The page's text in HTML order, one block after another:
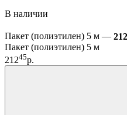
В наличии
Пакет (полиэтилен) 5 м — 212
Пакет (полиэтилен) 5 м
21245р.